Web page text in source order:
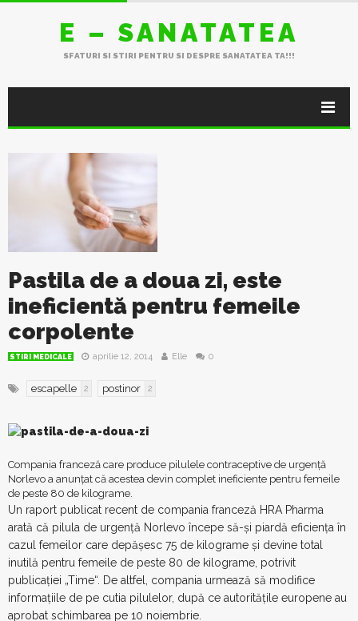
E – SANATATEA
SFATURI SI STIRI PENTRU SI DESPRE SANATATEA TA!!!
Pastila de a doua zi, este
ineficientă pentru femeile
corpolente
STIRI MEDICALE aprilie 12, 2014 Elle 0
escapelle 2 postinor 2
Compania franceză care produce pilulele contraceptive de urgenţă
Norlevo a anunţat că acestea devin complet ineficiente pentru femeile
de peste 80 de kilograme.
Un raport publicat recent de compania franceză HRA Pharma
arată că pilula de urgenţă Norlevo începe să-şi piardă eficienţa în
cazul femeilor care depăşesc 75 de kilograme şi devine total
inutilă pentru femeile de peste 80 de kilograme, potrivit
publicaţiei „Time“. De altfel, compania urmează să modifice
informaţiile de pe cutia pilulelor, după ce autorităţile europene au
aprobat schimbarea pe 10 noiembrie.